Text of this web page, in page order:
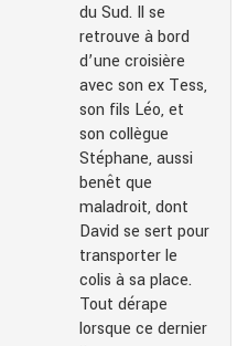
du Sud. Il se
retrouve à bord
d’une croisière
avec son ex Tess,
son fils Léo, et
son collègue
Stéphane, aussi
benêt que
maladroit, dont
David se sert pour
transporter le
colis à sa place.
Tout dérape
lorsque ce dernier